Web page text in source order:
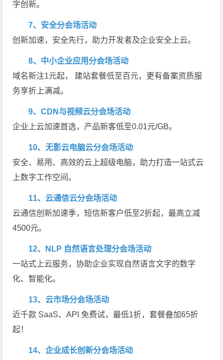
字创新。
7、安全分会场活动
创新加速，安全先行，助力开发者及企业安全上云。
8、中小企业应用分会场活动
域名新注1元起， 建站套餐低至百元，更有备案资质服
务享折上满减。
9、CDN与视频云分会场活动
企业上云加速首选，产品新客低至0.01元/GB。
10、无影云电脑云分会场活动
安全、易用、高效的云上超级电脑，助力打造一站式云
上数字工作空间。
11、云通信云分会场活动
云通信创新加速季，短信新客户低至2折起，最高立减
4500元。
12、NLP 自然语言处理分会场活动
一站式上云服务，协助企业实现自然语言文字的数字
化、智能化。
13、云市场分会场活动
近千款 SaaS、API 免费试，最低1折，套餐叠加65折
起！
14、企业成长创新分会场活动